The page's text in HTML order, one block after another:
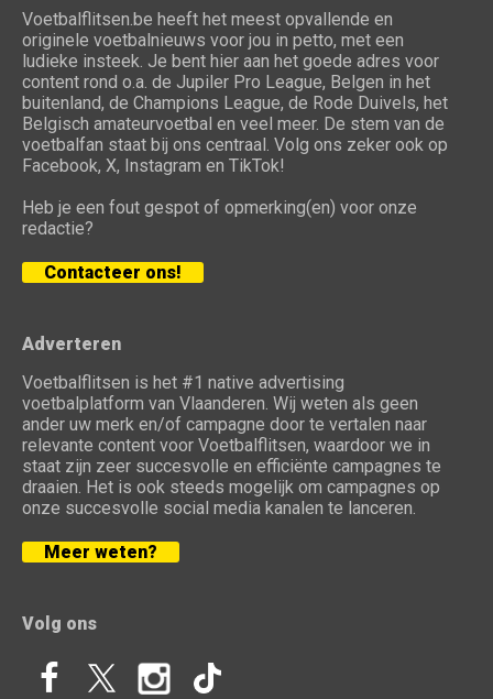
Voetbalflitsen.be heeft het meest opvallende en
originele voetbalnieuws voor jou in petto, met een
ludieke insteek. Je bent hier aan het goede adres voor
content rond o.a. de Jupiler Pro League, Belgen in het
buitenland, de Champions League, de Rode Duivels, het
Belgisch amateurvoetbal en veel meer. De stem van de
voetbalfan staat bij ons centraal. Volg ons zeker ook op
Facebook, X, Instagram en TikTok!
Heb je een fout gespot of opmerking(en) voor onze
redactie?
Contacteer ons!
Adverteren
Voetbalflitsen is het #1 native advertising
voetbalplatform van Vlaanderen. Wij weten als geen
ander uw merk en/of campagne door te vertalen naar
relevante content voor Voetbalflitsen, waardoor we in
staat zijn zeer succesvolle en efficiënte campagnes te
draaien. Het is ook steeds mogelijk om campagnes op
onze succesvolle social media kanalen te lanceren.
Meer weten?
Volg ons